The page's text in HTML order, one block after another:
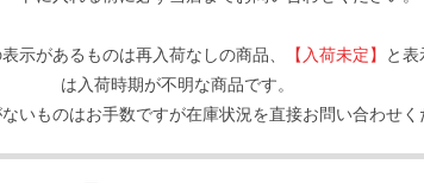
示があるものは再入荷なしの商品、 【入荷未定】
と
は入荷時期が不明な商品です。
いものはお手数ですが在庫状況を直接お問い合わせく